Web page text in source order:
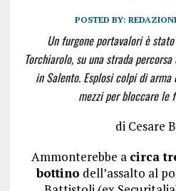
POSTED BY:
Un furgone portavalori è
Torchiarolo, su una strada
in Salento. Esplosi colpi di
mezzi per bloccare le
di Cesare
Ammonterebbe a circa
bottino dell’assalto al